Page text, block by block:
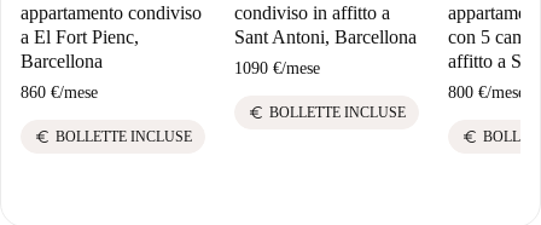
appartamento condiviso
a El Fort Pienc,
Barcellona
860 €/mese
euro BOLLETTE INCLUSE
condiviso in affitto a
Sant Antoni, Barcellona
1090 €/mese
euro BOLLETTE INCLUSE
con 5
affitto a
800 €/mese
euro